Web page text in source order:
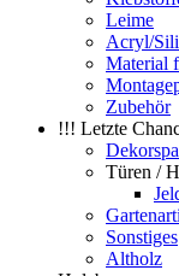
Leime
Acryl/
Material
Zubehör
!!! Letzte
Türen /
Sonstiges
Altholz